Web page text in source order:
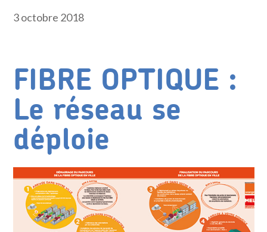
3 octobre 2018
FIBRE OPTIQUE :
Le réseau se
déploie